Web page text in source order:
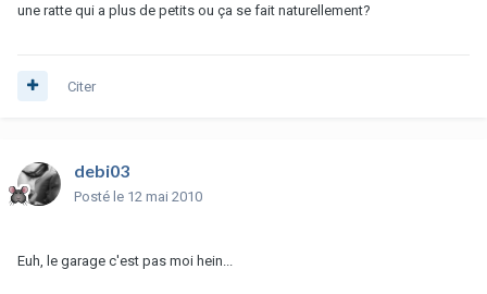
une ratte qui a plus de petits ou ça se fait naturellement?
Citer
debi03
Posté le 12 mai 2010
Euh, le garage c'est pas moi hein...